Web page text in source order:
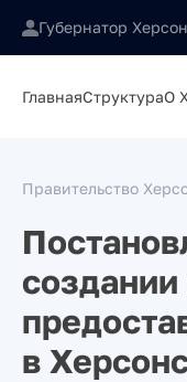
Губернатор
ГлавнаяСтруктураО
Правительство
в